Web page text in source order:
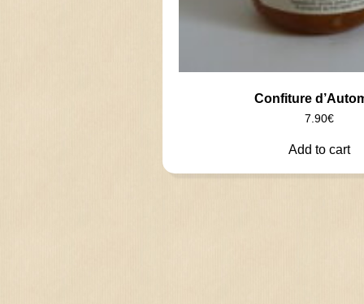
Confiture
7.90€
Add to cart